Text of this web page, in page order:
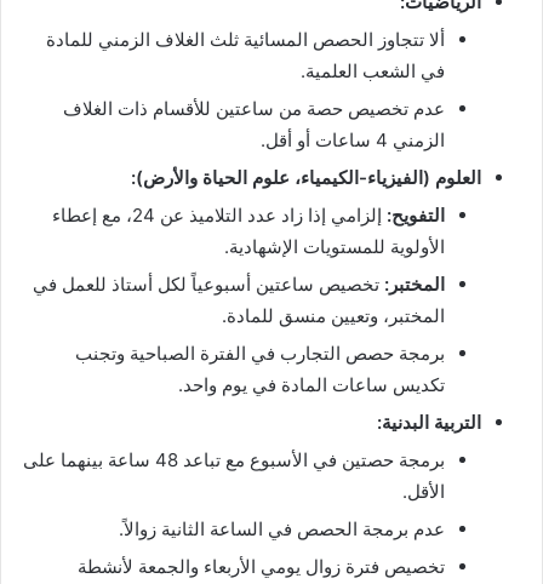
ألا تتجاوز الحصص المسائية ثلث الغلاف الزمني للمادة
في الشعب العلمية.
عدم تخصيص حصة من ساعتين للأقسام ذات الغلاف
الزمني 4 ساعات أو أقل.
العلوم (الفيزياء-الكيمياء، علوم الحياة والأرض):
التفويح:
إلزامي إذا زاد عدد التلاميذ عن 24، مع إعطاء
الأولوية للمستويات الإشهادية.
المختبر: تخصيص ساعتين أسبوعياً لكل أستاذ للعمل في
المختبر، وتعيين منسق للمادة.
برمجة حصص التجارب في الفترة الصباحية وتجنب
تكديس ساعات المادة في يوم واحد.
التربية البدنية:
برمجة حصتين في الأسبوع مع تباعد 48 ساعة بينهما على
الأقل.
عدم برمجة الحصص في الساعة الثانية زوالاً.
تخصيص فترة زوال يومي الأربعاء والجمعة لأنشطة